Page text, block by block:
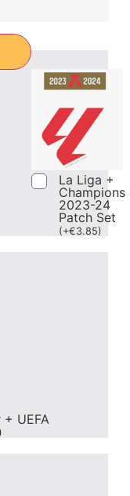
La Liga +
Champions
2023-24
Patch Set
(+€3.85)
UEFA
)